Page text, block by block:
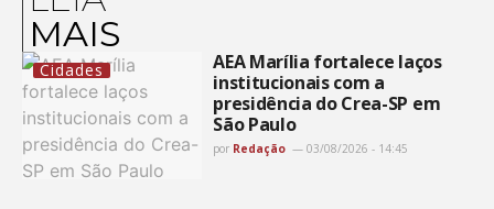
MAIS
Cidades
AEA Marília fortalece laços
institucionais com a
presidência do Crea-SP em
São Paulo
por Redação 03/08/2026 - 14:45